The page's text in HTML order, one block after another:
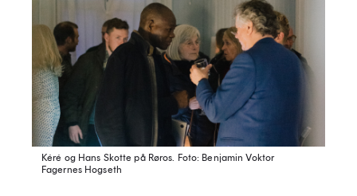
Kéré og Hans Skotte på Røros. Foto: Benjamin Voktor
Fagernes Hogseth